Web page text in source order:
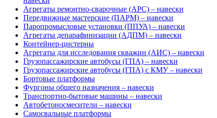
Агрегаты ремонтно-сварочные (АРС) – навески
Передвижные мастерские (ПАРМ) – навески
Паропромысловые установки (ППУА) – навески
Агрегаты депарафинизации (АДПМ) – навески
Контейнер-цистерны
Агрегаты для исследования скважин (АИС) – навески
Грузопассажирские автобусы (ГПА) – навески
Грузопассажирские автобусы (ГПА) с КМУ – навески
Бортовые платформы
Фургоны общего назначения – навески
Транспортно-бытовые машины – навески
Автобетоносмесители – навески
Самосвальные платформы